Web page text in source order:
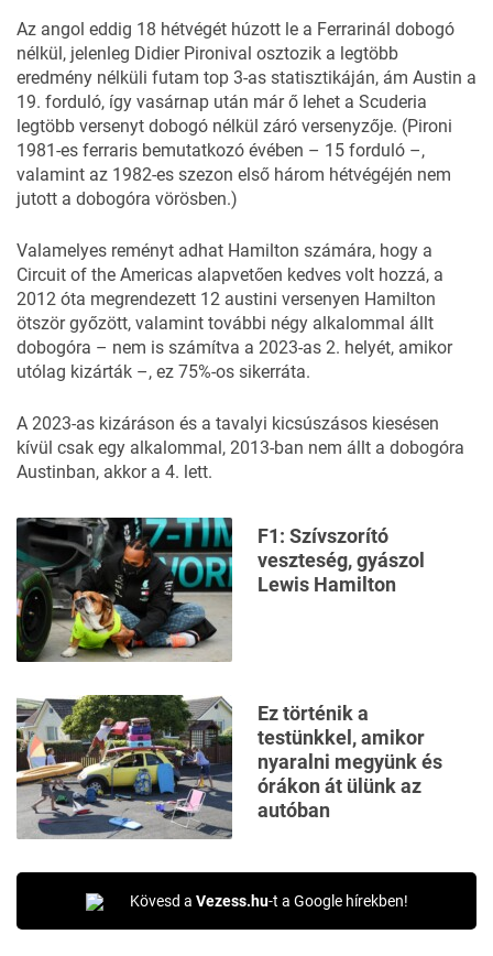
Az angol eddig 18 hétvégét húzott le a Ferrarinál dobogó
nélkül, jelenleg Didier Pironival osztozik a legtöbb
eredmény nélküli futam top 3-as statisztikáján, ám Austin a
19. forduló, így vasárnap után már ő lehet a Scuderia
legtöbb versenyt dobogó nélkül záró versenyzője. (Pironi
1981-es ferraris bemutatkozó évében – 15 forduló –,
valamint az 1982-es szezon első három hétvégéjén nem
jutott a dobogóra vörösben.)
Valamelyes reményt adhat Hamilton számára, hogy a
Circuit of the Americas alapvetően kedves volt hozzá, a
2012 óta megrendezett 12 austini versenyen Hamilton
ötször győzött, valamint további négy alkalommal állt
dobogóra – nem is számítva a 2023-as 2. helyét, amikor
utólag kizárták –, ez 75%-os sikerráta.
A 2023-as kizáráson és a tavalyi kicsúszásos kiesésen
kívül csak egy alkalommal, 2013-ban nem állt a dobogóra
Austinban, akkor a 4. lett.
F1: Szívszorító
veszteség, gyászol
Lewis Hamilton
Ez történik a
testünkkel, amikor
nyaralni megyünk és
órákon át ülünk az
autóban
Kövesd a Vezess.hu-t a Google hírekben!